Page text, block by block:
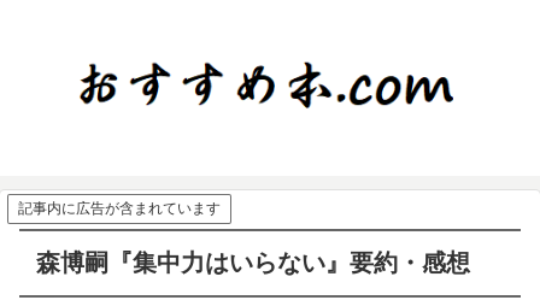
記事内に広告が含まれています
森博嗣『集中力はいらない』要約・感想